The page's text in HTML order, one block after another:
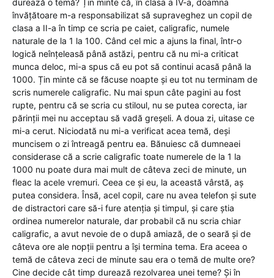
durează o temă? Țin minte că, în clasa a IV-a, doamna
învățătoare m-a responsabilizat să supraveghez un copil de
clasa a II-a în timp ce scria pe caiet, caligrafic, numele
naturale de la 1 la 100. Când cel mic a ajuns la final, într-o
logică neînțeleasă până astăzi, pentru că nu mi-a criticat
munca deloc, mi-a spus că eu pot să continui acasă până la
1000. Țin minte că se făcuse noapte și eu tot nu terminam de
scris numerele caligrafic. Nu mai spun câte pagini au fost
rupte, pentru că se scria cu stiloul, nu se putea corecta, iar
părinții mei nu acceptau să vadă greșeli. A doua zi, uitase ce
mi-a cerut. Niciodată nu mi-a verificat acea temă, deși
muncisem o zi întreagă pentru ea. Bănuiesc că dumneaei
considerase că a scrie caligrafic toate numerele de la 1 la
1000 nu poate dura mai mult de câteva zeci de minute, un
fleac la acele vremuri. Ceea ce și eu, la această vârstă, aș
putea considera. Însă, acel copil, care nu avea telefon și sute
de distractori care să-i fure atenția și timpul, și care știa
ordinea numerelor naturale, dar probabil că nu scria chiar
caligrafic, a avut nevoie de o după amiază, de o seară și de
câteva ore ale nopții pentru a își termina tema. Era aceea o
temă de câteva zeci de minute sau era o temă de multe ore?
Cine decide cât timp durează rezolvarea unei teme? Și în